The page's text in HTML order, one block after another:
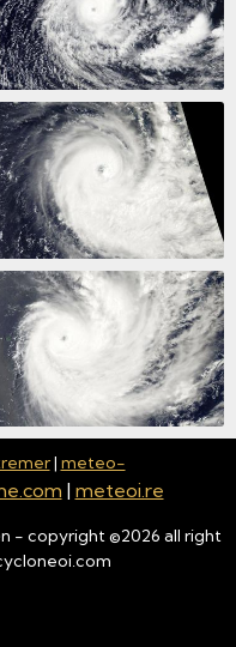
| meteo-
| meteoi.re
- copyright ©2026 all right